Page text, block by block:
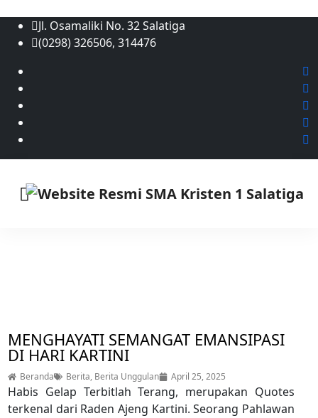
Jl. Osamaliki No. 32 Salatiga
(0298) 326506, 314476
MENGHAYATI SEMANGAT EMANSIPASI
DI HARI KARTINI
Beranda Berita, Berita Unggulan April 25, 2025
Habis Gelap Terbitlah Terang, merupakan Quotes
terkenal dari Raden Ajeng Kartini. Seorang Pahlawan